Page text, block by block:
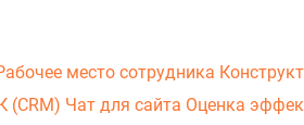
место сотрудника
(CRM) Чат для сайта Оценка